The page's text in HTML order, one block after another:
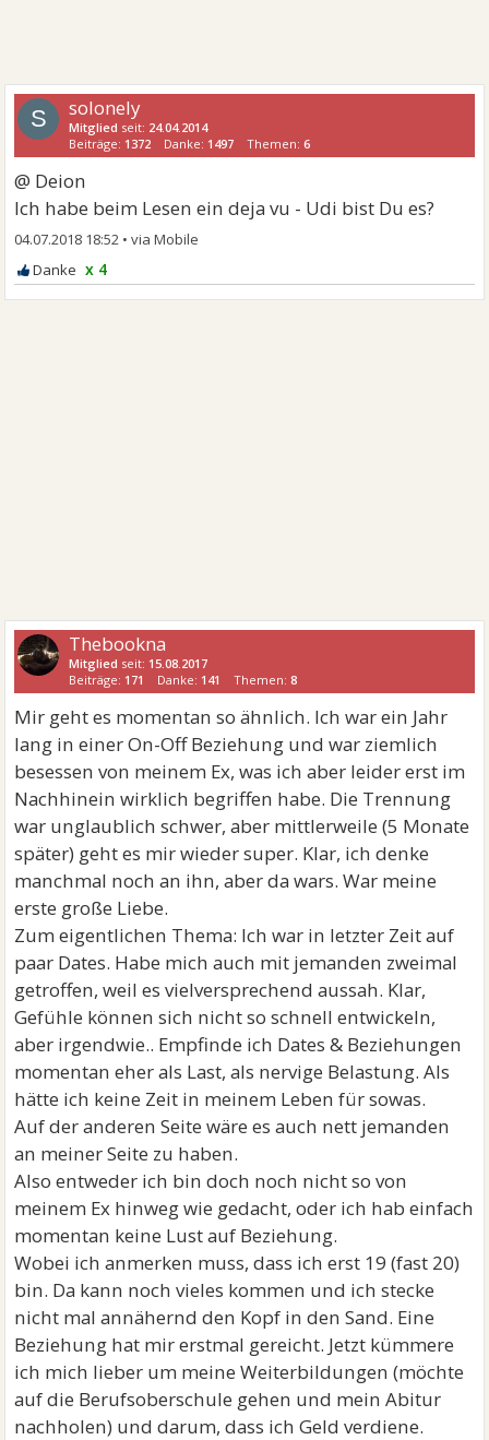
S solonely
Mitglied seit: 24.04.2014
Beiträge: 1372 Danke: 1497 Themen:6
@ Deion
Ich habe beim Lesen ein deja vu - Udi bist Du es?
04.07.2018 18:52 •
x 4
Thebookna
Mitglied seit: 15.08.2017
Beiträge: 171 Danke: 141 Themen:8
Mir geht es momentan so ähnlich. Ich war ein Jahr
lang in einer On-Off Beziehung und war ziemlich
besessen von meinem Ex, was ich aber leider erst im
Nachhinein wirklich begriffen habe. Die Trennung
war unglaublich schwer, aber mittlerweile (5 Monate
später) geht es mir wieder super. Klar, ich denke
manchmal noch an ihn, aber da wars. War meine
erste große Liebe.
Zum eigentlichen Thema: Ich war in letzter Zeit auf
paar Dates. Habe mich auch mit jemanden zweimal
getroffen, weil es vielversprechend aussah. Klar,
Gefühle können sich nicht so schnell entwickeln,
aber irgendwie.. Empfinde ich Dates & Beziehungen
momentan eher als Last, als nervige Belastung. Als
hätte ich keine Zeit in meinem Leben für sowas.
Auf der anderen Seite wäre es auch nett jemanden
an meiner Seite zu haben.
Also entweder ich bin doch noch nicht so von
meinem Ex hinweg wie gedacht, oder ich hab einfach
momentan keine Lust auf Beziehung.
Wobei ich anmerken muss, dass ich erst 19 (fast 20)
bin. Da kann noch vieles kommen und ich stecke
nicht mal annähernd den Kopf in den Sand. Eine
Beziehung hat mir erstmal gereicht. Jetzt kümmere
ich mich lieber um meine Weiterbildungen (möchte
auf die Berufsoberschule gehen und mein Abitur
nachholen) und darum, dass ich Geld verdiene.